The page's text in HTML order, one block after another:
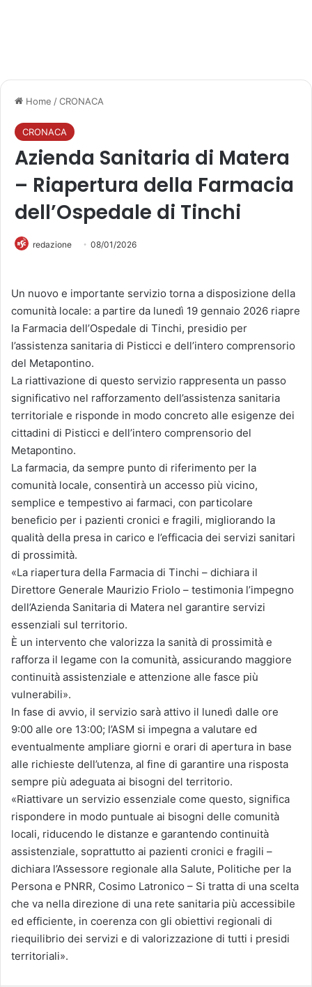
Home /CRONACA
CRONACA
Azienda Sanitaria di Matera
– Riapertura della Farmacia
dell’Ospedale di Tinchi
redazione 08/01/2026
Un nuovo e importante servizio torna a disposizione della
comunità locale: a partire da lunedì 19 gennaio 2026 riapre
la Farmacia dell’Ospedale di Tinchi, presidio per
l’assistenza sanitaria di Pisticci e dell’intero comprensorio
del Metapontino.
La riattivazione di questo servizio rappresenta un passo
significativo nel rafforzamento dell’assistenza sanitaria
territoriale e risponde in modo concreto alle esigenze dei
cittadini di Pisticci e dell’intero comprensorio del
Metapontino.
La farmacia, da sempre punto di riferimento per la
comunità locale, consentirà un accesso più vicino,
semplice e tempestivo ai farmaci, con particolare
beneficio per i pazienti cronici e fragili, migliorando la
qualità della presa in carico e l’efficacia dei servizi sanitari
di prossimità.
«La riapertura della Farmacia di Tinchi – dichiara il
Direttore Generale Maurizio Friolo – testimonia l’impegno
dell’Azienda Sanitaria di Matera nel garantire servizi
essenziali sul territorio.
È un intervento che valorizza la sanità di prossimità e
rafforza il legame con la comunità, assicurando maggiore
continuità assistenziale e attenzione alle fasce più
vulnerabili».
In fase di avvio, il servizio sarà attivo il lunedì dalle ore
9:00 alle ore 13:00; l’ASM si impegna a valutare ed
eventualmente ampliare giorni e orari di apertura in base
alle richieste dell’utenza, al fine di garantire una risposta
sempre più adeguata ai bisogni del territorio.
«Riattivare un servizio essenziale come questo, significa
rispondere in modo puntuale ai bisogni delle comunità
locali, riducendo le distanze e garantendo continuità
assistenziale, soprattutto ai pazienti cronici e fragili –
dichiara l’Assessore regionale alla Salute, Politiche per la
Persona e PNRR, Cosimo Latronico – Si tratta di una scelta
che va nella direzione di una rete sanitaria più accessibile
ed efficiente, in coerenza con gli obiettivi regionali di
riequilibrio dei servizi e di valorizzazione di tutti i presidi
territoriali».